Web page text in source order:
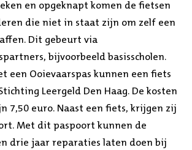
en opgeknapt komen de fietsen
die niet in staat zijn om zelf een
Dit gebeurt via
bijvoorbeeld basisscholen.
een Ooievaarspas kunnen een fiets
Leergeld Den Haag. De kosten
7,50 euro. Naast een fiets, krijgen zij
Met dit paspoort kunnen de
drie jaar reparaties laten doen bij